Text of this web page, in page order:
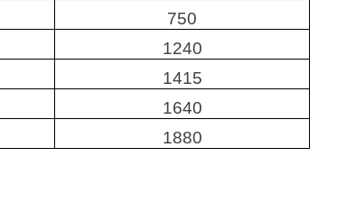
750
1240
1415
1640
1880